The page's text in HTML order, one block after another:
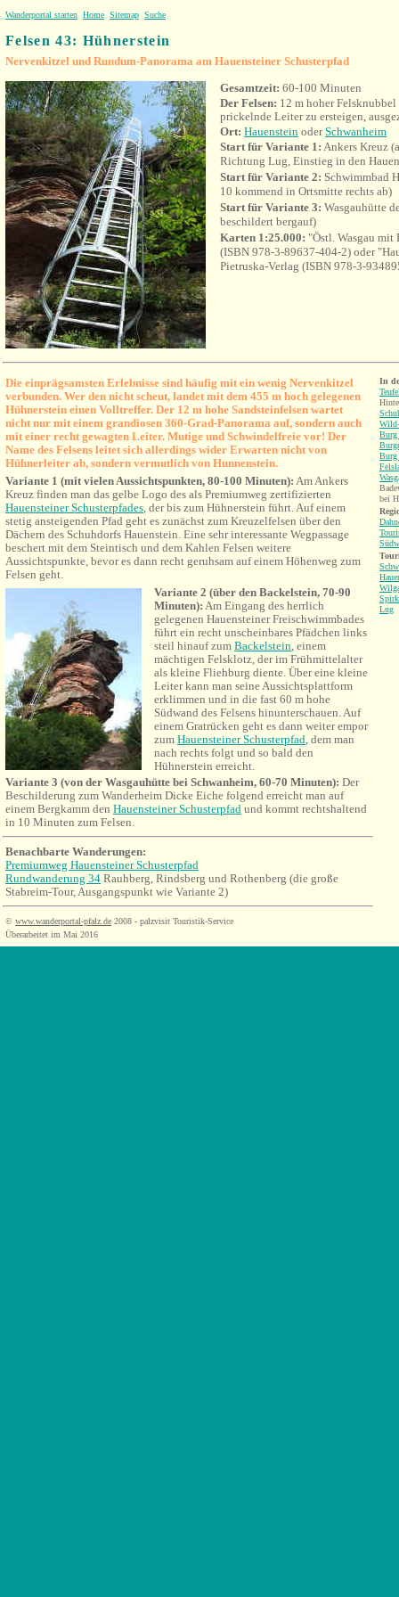
Wanderportal starten Home Sitemap Suche
Felsen 43: Hühnerstein
Nervenkitzel und Rundum-Panorama am Hauensteiner Schusterpfad
Gesamtzeit: 60-100 Minuten
Der Felsen: 12 m hoher
prickelnde Leiter zu ersteigen,
Ort: Hauenstein oderSchwanheim
Start für Variante 1: Ankers Kreuz
Richtung Lug, Einstieg in den
Start für Variante 2: Schwimmbad
10 kommend in Ortsmitte rechts ab)
Start für Variante 3: Wasgauhütte
beschildert bergauf)
Karten 1:25.000: "Östl. Wasgau mit
(ISBN 978-3-89637-404-2) oder
Pietruska-Verlag (ISBN 978-3-
Die einprägsamsten Erlebnisse sind häufig mit ein wenig Nervenkitzel
verbunden. Wer den nicht scheut, landet mit dem 455 m hoch gelegenen
Hühnerstein einen Volltreffer. Der 12 m hohe Sandsteinfelsen wartet
nicht nur mit einem grandiosen 360-Grad-Panorama auf, sondern auch
mit einer recht gewagten Leiter. Mutige und Schwindelfreie vor! Der
Name des Felsens leitet sich allerdings wider Erwarten nicht von
Hühnerleiter ab, sondern vermutlich von Hunnenstein.
Variante 1 (mit vielen Aussichtspunkten, 80-100 Minuten): Am Ankers
Kreuz finden man das gelbe Logo des als Premiumweg zertifizierten
Hauensteiner Schusterpfades, der bis zum Hühnerstein führt. Auf einem
stetig ansteigenden Pfad geht es zunächst zum Kreuzelfelsen über den
Dächern des Schuhdorfs Hauenstein. Eine sehr interessante Wegpassage
beschert mit dem Steintisch und dem Kahlen Felsen weitere
Aussichtspunkte, bevor es dann recht geruhsam auf einem Höhenweg zum
Felsen geht.
Variante 2 (über den Backelstein, 70-90
Minuten): Am Eingang des herrlich
gelegenen Hauensteiner Freischwimmbades
führt ein recht unscheinbares Pfädchen links
steil hinauf zum Backelstein, einem
mächtigen Felsklotz, der im Frühmittelalter
als kleine Fliehburg diente. Über eine kleine
Leiter kann man seine Aussichtsplattform
erklimmen und in die fast 60 m hohe
Südwand des Felsens hinunterschauen. Auf
einem Gratrücken geht es dann weiter empor
zum Hauensteiner Schusterpfad, dem man
nach rechts folgt und so bald den
Hühnerstein erreicht.
Variante 3 (von der Wasgauhütte bei Schwanheim, 60-70 Minuten): Der
Beschilderung zum Wanderheim Dicke Eiche folgend erreicht man auf
einem Bergkamm den Hauensteiner Schusterpfad und kommt rechtshaltend
in 10 Minuten zum Felsen.
Benachbarte Wanderungen:
Premiumweg Hauensteiner Schusterpfad
Rundwanderung 34 Rauhberg, Rindsberg und Rothenberg (die große
Stabreim-Tour, Ausgangspunkt wie Variante 2)
© www.wanderportal-pfalz.de 2008 - palzvisit Touristik-Service
Überarbeitet im Mai 2016
In
Burg
Burg
bei
Lug